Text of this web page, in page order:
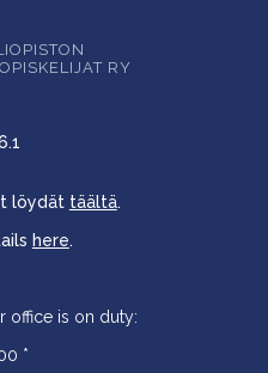
RY
löydät täältä.
here.
office is on duty:
*